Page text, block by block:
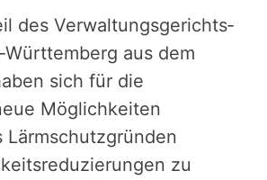
des Ver­wal­tungs­ge­richts­
aus dem
sich für die
Möglich­kei­ten
Lärm­schutz­grün­den
zu